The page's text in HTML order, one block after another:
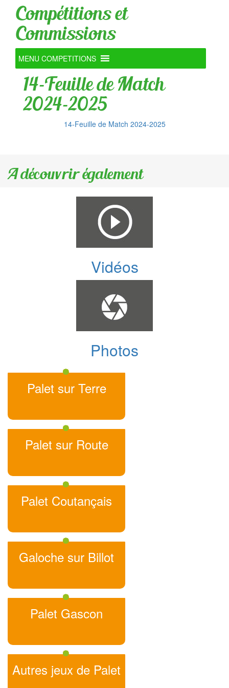
Compétitions et
Commissions
MENU COMPETITIONS
14-Feuille de Match
2024-2025
14-Feuille de Match 2024-2025
A découvrir également
Vidéos
Photos
Palet sur Terre
Palet sur Route
Palet Coutançais
Galoche sur Billot
Palet Gascon
Autres jeux de Palet